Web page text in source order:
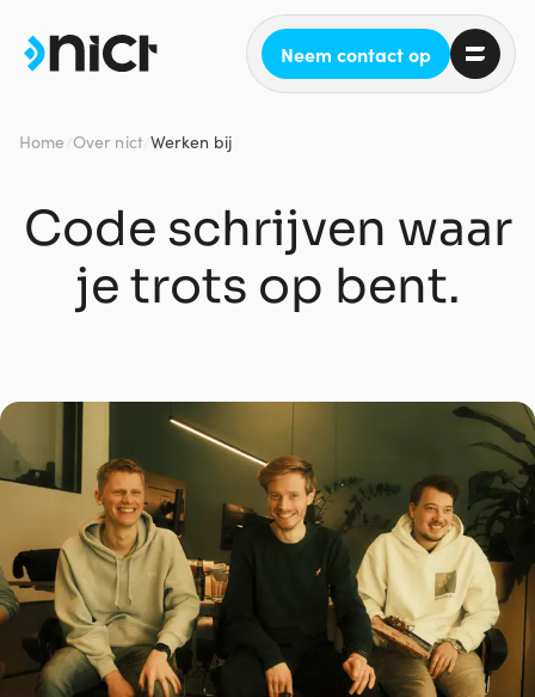
Neem contact op
Home Over nict /Werken bij
Code schrijven waar
je trots op bent.